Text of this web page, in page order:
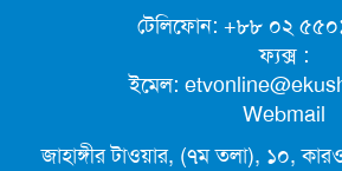
লিগ্যাল এইডের
সেই কিশোরী মা জুঁই
জেট ফুয়েলের দাম
টেলিফোন: +৮৮ ০২
ফ্যক্স :
ইমেল:
Webmail
জাহাঙ্গীর টাওয়ার, (৭ম তলা), ১০,